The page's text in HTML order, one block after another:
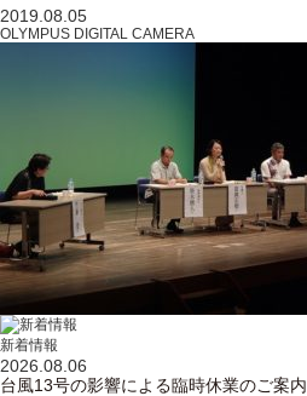
2019.08.05
OLYMPUS DIGITAL CAMERA
新着情報
2026.08.06
台風13号の影響による臨時休業のご案内